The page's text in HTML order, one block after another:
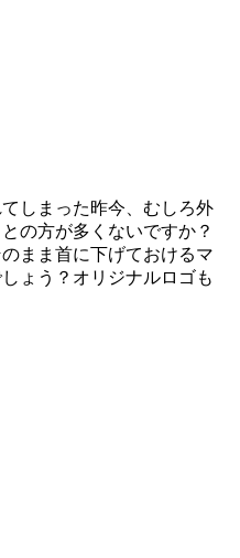
しまった昨今、むしろ外
の方が多くないですか？
まま首に下げておけるマ
ょう？オリジナルロゴも